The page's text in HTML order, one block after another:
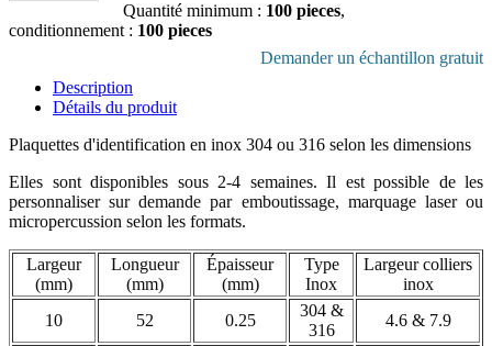
Quantité minimum : 100 pieces,
conditionnement : 100 pieces
Demander un échantillon gratuit
Description
Détails du produit
Plaquettes d'identification en inox 304 ou 316 selon les dimensions
Elles sont disponibles sous 2-4 semaines. Il est possible de les
personnaliser sur demande par emboutissage, marquage laser ou
micropercussion selon les formats.
Largeur
(mm)
Longueur
(mm)
Épaisseur
(mm)
Type
Inox
Largeur colliers
inox
10
52 0.25
304 &
316
4.6 & 7.9